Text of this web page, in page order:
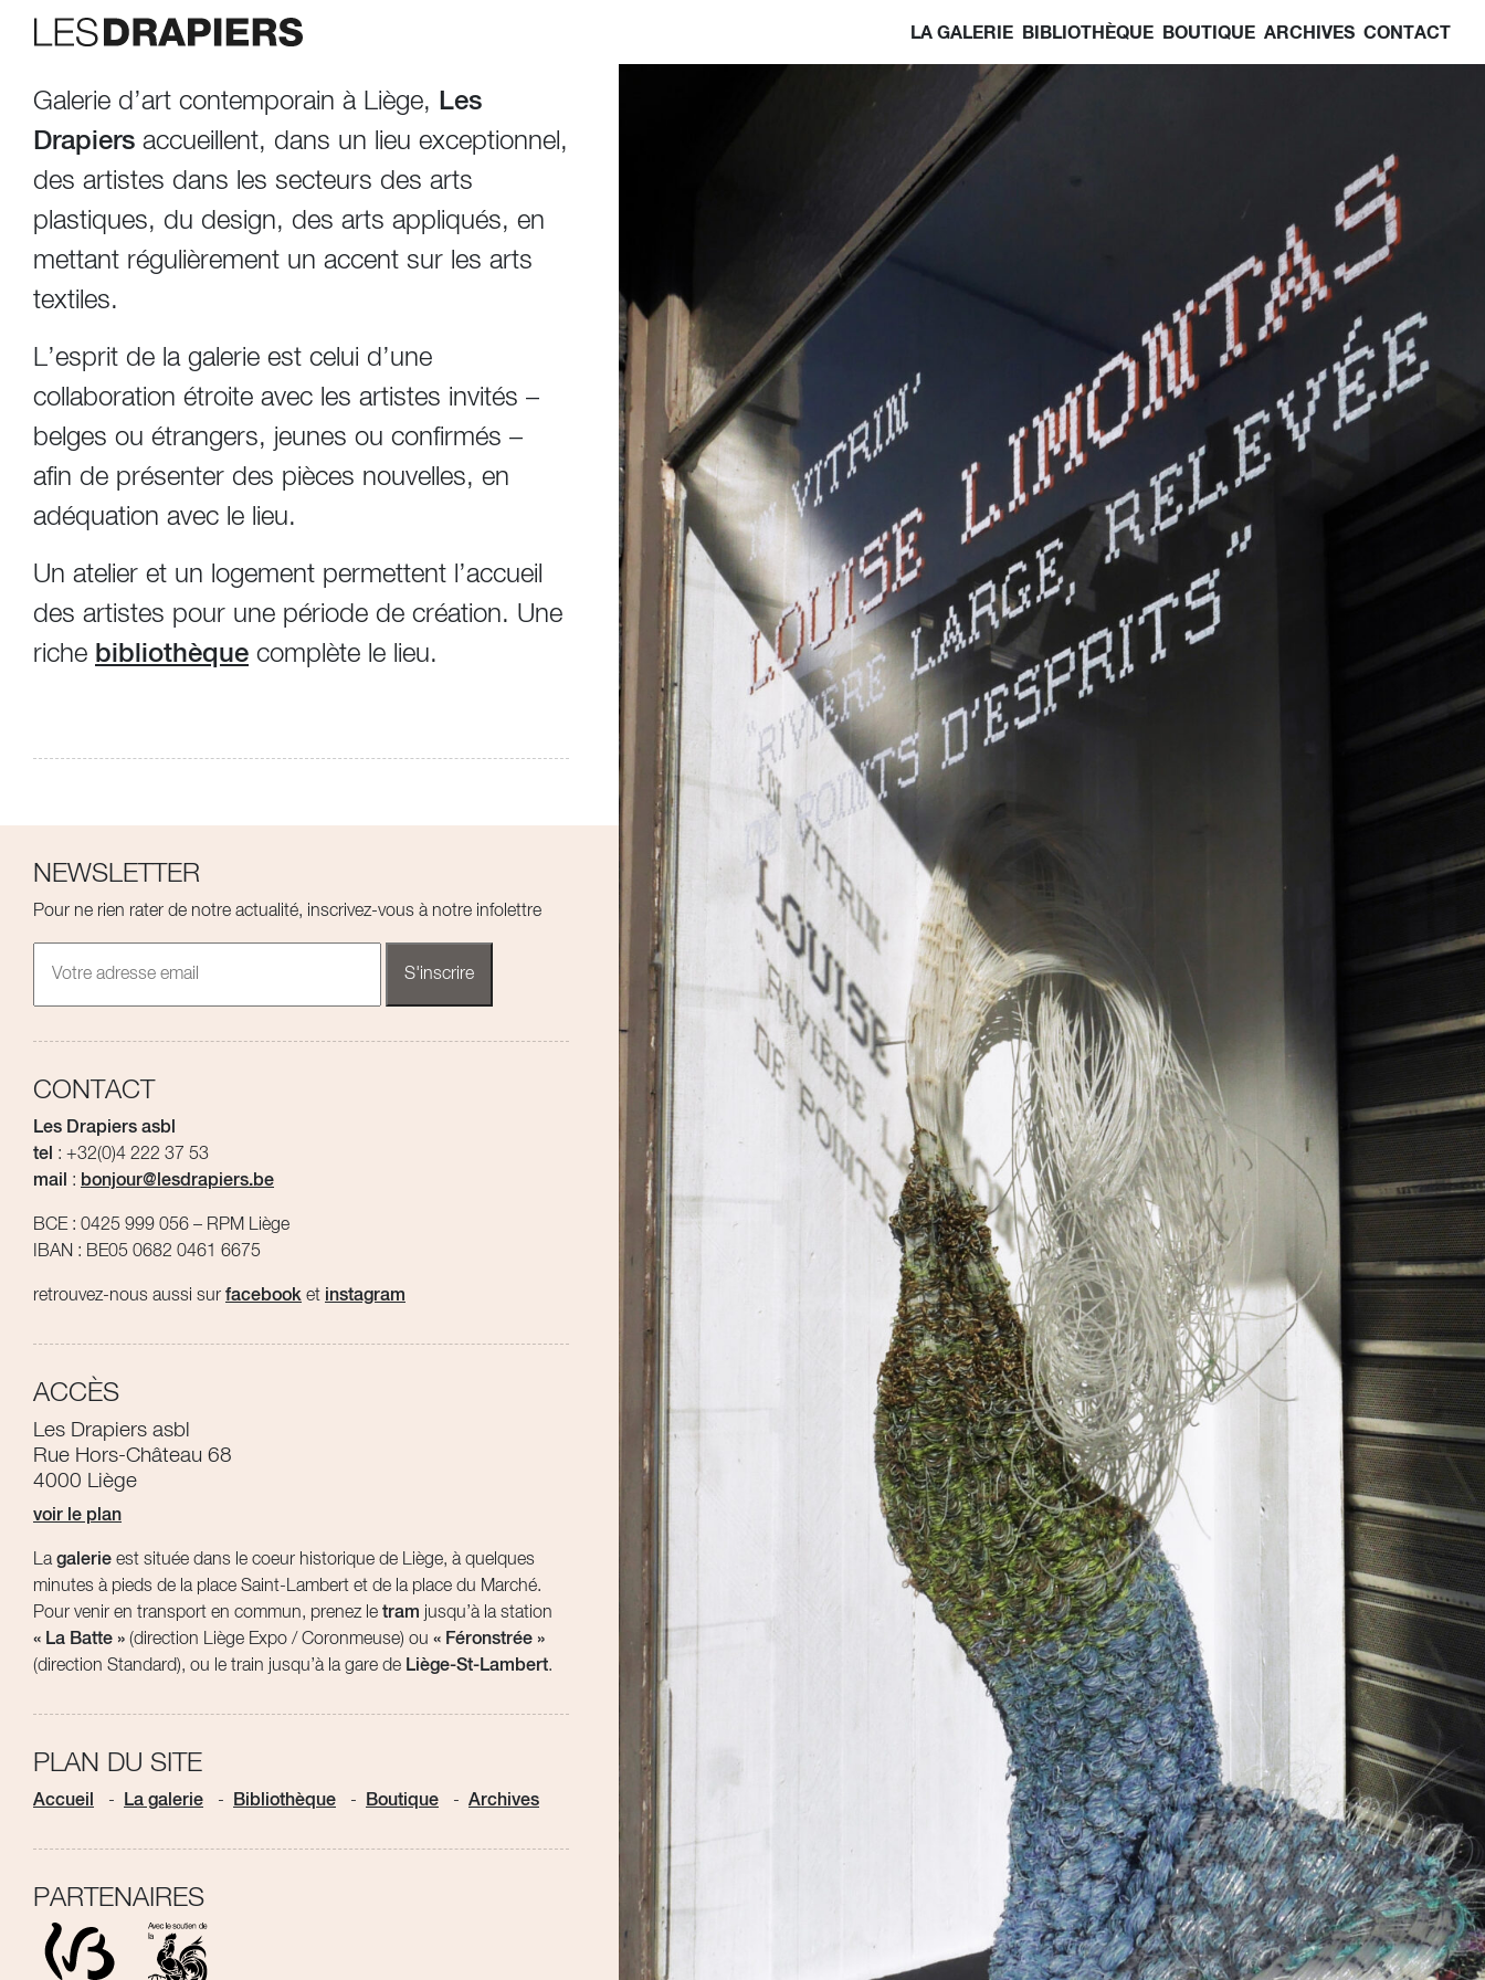
LA GALERIE BIBLIOTHÈQUE BOUTIQUE ARCHIVES CONTACT
Galerie d’art contemporain à Liège, Les
Drapiers accueillent, dans un lieu exceptionnel,
des artistes dans les secteurs des arts
plastiques, du design, des arts appliqués, en
mettant régulièrement un accent sur les arts
textiles.
L’esprit de la galerie est celui d’une
collaboration étroite avec les artistes invités –
belges ou étrangers, jeunes ou confirmés –
afin de présenter des pièces nouvelles, en
adéquation avec le lieu.
Un atelier et un logement permettent l’accueil
des artistes pour une période de création. Une
riche bibliothèque complète le lieu.
NEWSLETTER
Pour ne rien rater de notre actualité, inscrivez-vous à notre infolettre
CONTACT
Les Drapiers asbl
tel : +32(0)4 222 37 53
mail
: bonjour@lesdrapiers.be
BCE : 0425 999 056 – RPM Liège
IBAN : BE05 0682 0461 6675
retrouvez-nous aussi sur facebook et instagram
ACCÈS
Les Drapiers asbl
Rue Hors-Château 68
4000 Liège
voir le plan
Lagalerie est située dans le coeur historique de Liège, à quelques
minutes à pieds de la place Saint-Lambert et de la place du Marché.
Pour venir en transport en commun, prenez le tram jusqu’à la station
« La Batte » (direction Liège Expo / Coronmeuse) ou « Féronstrée »
(direction Standard), ou le train jusqu’à la gare de Liège-St-Lambert.
PLAN DU SITE
Accueil La galerie Bibliothèque Boutique Archives
PARTENAIRES